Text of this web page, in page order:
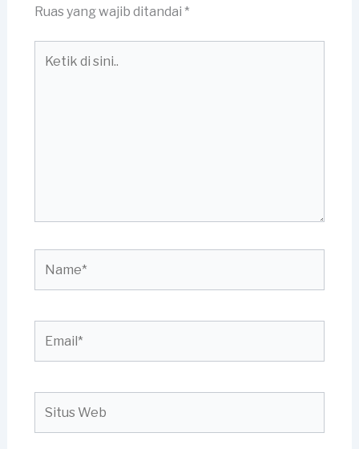
Ruas yang wajib ditandai *
Web